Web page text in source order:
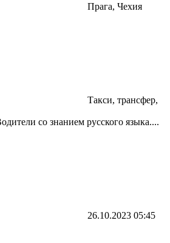
Прага, Чехия
Такси, трансфер,
со знанием русского языка....
26.10.2023 05:45